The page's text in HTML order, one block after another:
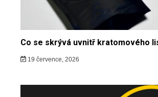
Co se skrývá uvnitř kratomového
19 července, 2026